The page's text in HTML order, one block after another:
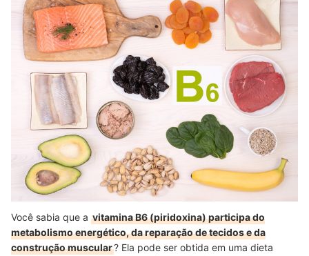
Você sabia que a vitamina B6 (piridoxina) participa do
metabolismo energético, da reparação de tecidos e da
construção muscular? Ela pode ser obtida em uma dieta